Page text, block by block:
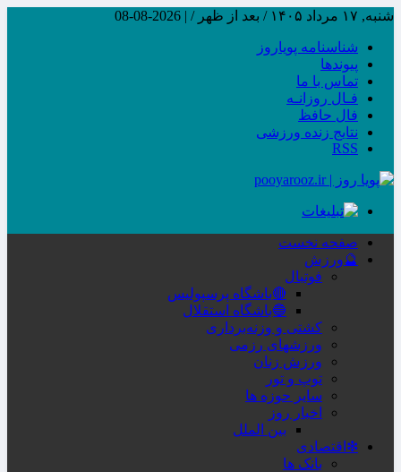
شنبه, ۱۷ مرداد ۱۴۰۵ / بعد از ظهر / |
2026-08-08
شناسنامه پویاروز
پیوندها
تماس با ما
فـال روزانـه
فال حافظ
نتایج زنده ورزشی
RSS
صفحه نخست
🔮ورزش
فوتبال
🔴باشگاه پرسپولیس
🔵باشگاه استقلال
کشتی و وزنه‌برداری
ورزشهای رزمی
ورزش زنان
توپ و تور
سایر حوزه ها
اخبار روز
بین الملل
❇اقتصادی
بانک ها